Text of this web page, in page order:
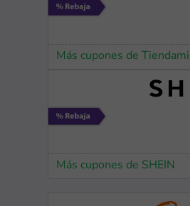
Más cupones de
Más cupones de SHEIN